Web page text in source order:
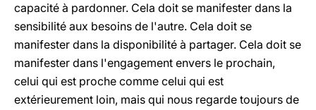
capacité à pardonner. Cela doit se manifester dans la
sensibilité aux besoins de l'autre. Cela doit se
manifester dans la disponibilité à partager. Cela doit se
manifester dans l'engagement envers le prochain,
celui qui est proche comme celui qui est
extérieurement loin, mais qui nous regarde toujours de